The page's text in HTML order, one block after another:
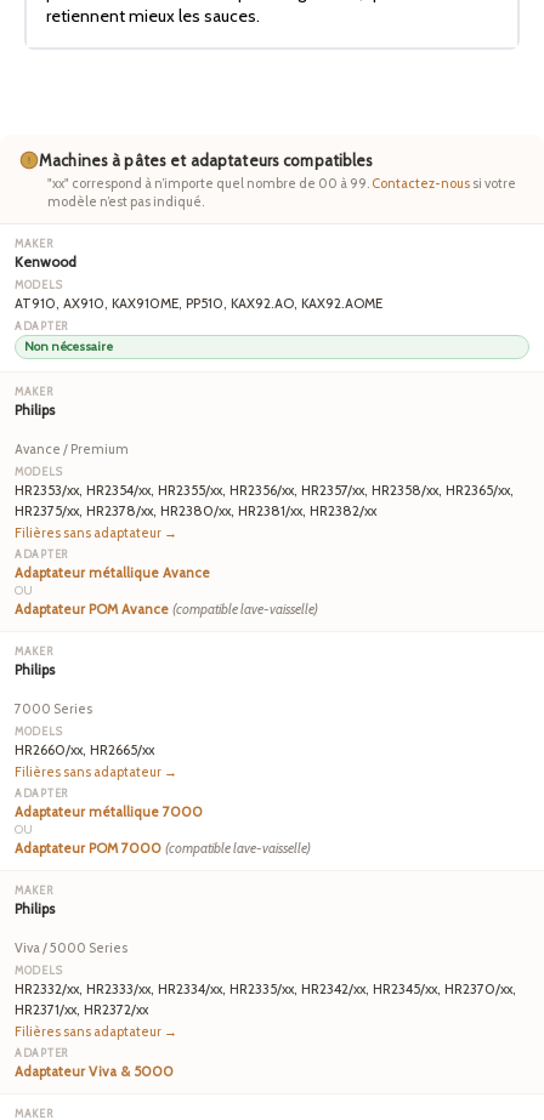
retiennent mieux les sauces.
Machines à pâtes et adaptateurs compatibles
"xx" correspond à n’importe quel nombre de 00 à 99. Contactez-nous si votre
modèle n’est pas indiqué.
Kenwood
AT910, AX910, KAX910ME, PP510, KAX92.AO, KAX92.AOME
Non nécessaire
Philips
Avance / Premium
HR2353/xx, HR2354/xx, HR2355/xx, HR2356/xx, HR2357/xx, HR2358/xx, HR2365/xx,
HR2375/xx, HR2378/xx, HR2380/xx, HR2381/xx, HR2382/xx
Filières sans adaptateur →
Adaptateur métallique Avance
OU
Adaptateur POM Avance (compatible lave-vaisselle)
Philips
7000 Series
HR2660/xx, HR2665/xx
Filières sans adaptateur →
Adaptateur métallique 7000
OU
Adaptateur POM 7000 (compatible lave-vaisselle)
Philips
Viva / 5000 Series
HR2332/xx, HR2333/xx, HR2334/xx, HR2335/xx, HR2342/xx, HR2345/xx, HR2370/xx,
HR2371/xx, HR2372/xx
Filières sans adaptateur →
Adaptateur Viva & 5000